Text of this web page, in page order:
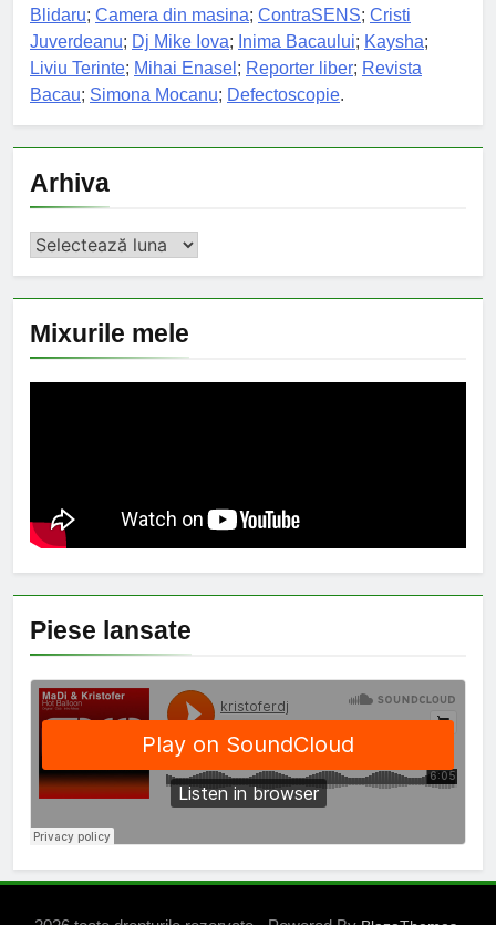
Blidaru; Camera din masina; ContraSENS; Cristi
Juverdeanu; Dj Mike Iova; Inima Bacaului; Kaysha;
Liviu Terinte; Mihai Enasel ; Reporter liber; Revista
Bacau; Simona Mocanu; Defectoscopie.
Arhiva
Arhiva
Mixurile mele
Piese lansate